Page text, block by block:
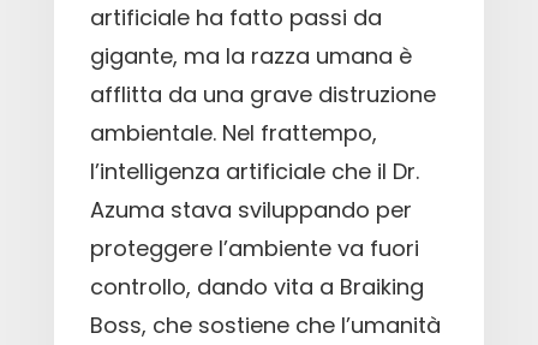
artificiale ha fatto passi da
gigante, ma la razza umana è
afflitta da una grave distruzione
ambientale. Nel frattempo,
l’intelligenza artificiale che il Dr.
Azuma stava sviluppando per
proteggere l’ambiente va fuori
controllo, dando vita a Braiking
Boss, che sostiene che l’umanità